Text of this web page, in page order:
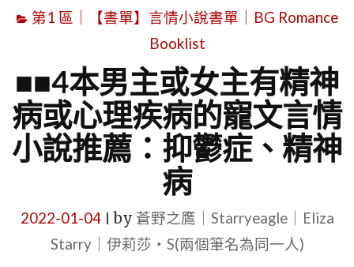
第1 區｜【書單】言情小說書單｜BG Romance
Booklist
■■4本男主或女主有精神
病或心理疾病的寵文言情
小說推薦：抑鬱症、精神
病
2022-01-04| by 蒼野之鷹｜Starryeagle｜Eliza
Starry｜伊莉莎・S(兩個筆名為同一人)